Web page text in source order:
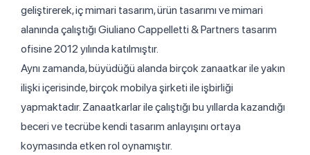
geliştirerek, iç mimari tasarım, ürün tasarımı ve mimari
alanında çalıştığı Giuliano Cappelletti & Partners tasarım
ofisine 2012 yılında katılmıştır.
Aynı zamanda, büyüdüğü alanda birçok zanaatkar ile yakın
ilişki içerisinde, birçok mobilya şirketi ile işbirliği
yapmaktadır. Zanaatkarlar ile çalıştığı bu yıllarda kazandığı
beceri ve tecrübe kendi tasarım anlayışını ortaya
koymasında etken rol oynamıştır.